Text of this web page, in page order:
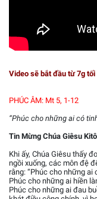
Video sẽ bắt đầu từ 7g
PHÚC ÂM: Mt 5, 1-12
“Phúc cho những ai có
Tin Mừng Chúa Giêsu
Khi ấy, Chúa Giêsu thấy
ngồi xuống, các môn đệ
rằng: “Phúc cho những ai
Phúc cho những ai hiền
Phúc cho những ai đau